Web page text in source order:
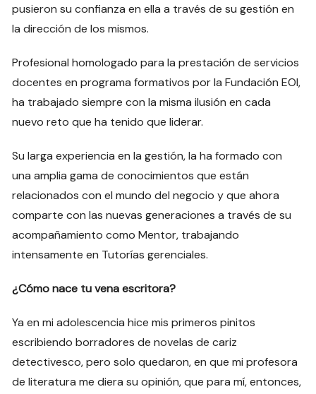
pusieron su confianza en ella a través de su gestión en
la dirección de los mismos.
Profesional homologado para la prestación de servicios
docentes en programa formativos por la Fundación EOI,
ha trabajado siempre con la misma ilusión en cada
nuevo reto que ha tenido que liderar.
Su larga experiencia en la gestión, la ha formado con
una amplia gama de conocimientos que están
relacionados con el mundo del negocio y que ahora
comparte con las nuevas generaciones a través de su
acompañamiento como Mentor, trabajando
intensamente en Tutorías gerenciales.
¿Cómo nace tu vena escritora?
Ya en mi adolescencia hice mis primeros pinitos
escribiendo borradores de novelas de cariz
detectivesco, pero solo quedaron, en que mi profesora
de literatura me diera su opinión, que para mí, entonces,